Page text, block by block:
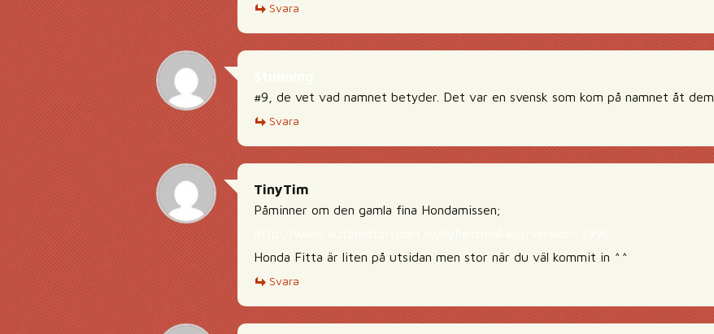
Svara
#9, de vet vad namnet betyder. Det var en svensk som kom på namnet åt dem.
Svara
TinyTim
Påminner om den gamla fina Hondamissen;
Honda Fitta är liten på utsidan men stor när du väl kommit in ^^
Svara